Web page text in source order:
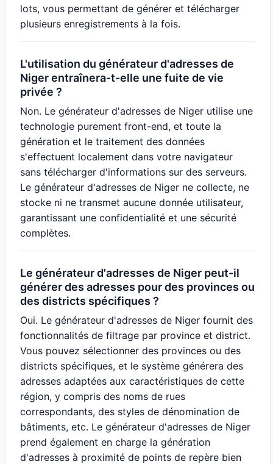
lots, vous permettant de générer et télécharger
plusieurs enregistrements à la fois.
L'utilisation du générateur d'adresses de
Niger entraînera-t-elle une fuite de vie
privée ?
Non. Le générateur d'adresses de Niger utilise une
technologie purement front-end, et toute la
génération et le traitement des données
s'effectuent localement dans votre navigateur
sans télécharger d'informations sur des serveurs.
Le générateur d'adresses de Niger ne collecte, ne
stocke ni ne transmet aucune donnée utilisateur,
garantissant une confidentialité et une sécurité
complètes.
Le générateur d'adresses de Niger peut-il
générer des adresses pour des provinces ou
des districts spécifiques ?
Oui. Le générateur d'adresses de Niger fournit des
fonctionnalités de filtrage par province et district.
Vous pouvez sélectionner des provinces ou des
districts spécifiques, et le système générera des
adresses adaptées aux caractéristiques de cette
région, y compris des noms de rues
correspondants, des styles de dénomination de
bâtiments, etc. Le générateur d'adresses de Niger
prend également en charge la génération
d'adresses à proximité de points de repère bien